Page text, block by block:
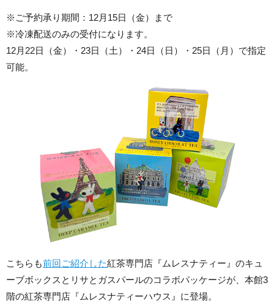
※ご予約承り期間：12月15日（金）まで
※冷凍配送のみの受付になります。
12月22日（金）・23日（土）・24日（日）・25日（月）で指定
可能。
こちらも前回ご紹介した紅茶専門店『ムレスナティー』のキュ
ーブボックスとリサとガスパールのコラボパッケージが、本館3
階の紅茶専門店『ムレスナティーハウス』に登場。